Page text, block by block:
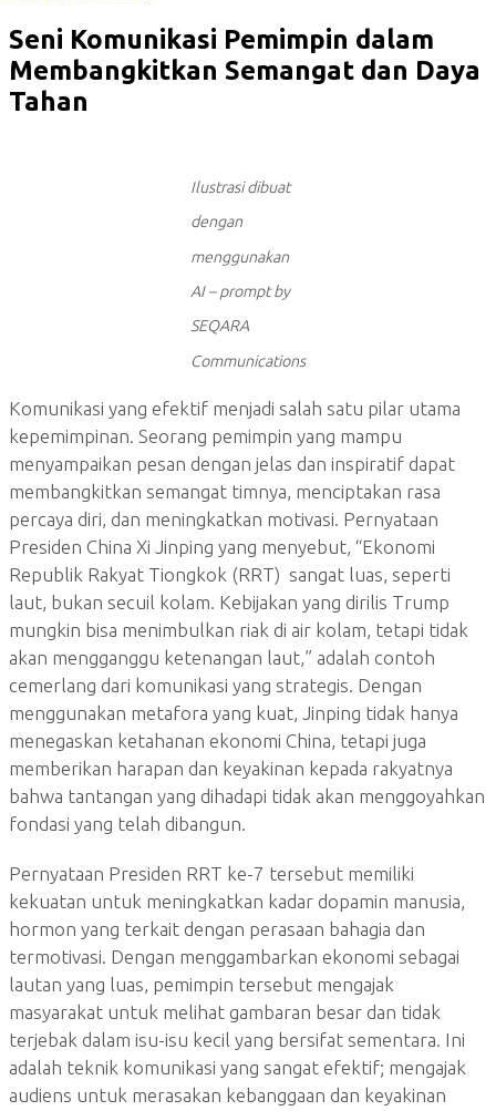
Seni Komunikasi Pemimpin dalam
Membangkitkan Semangat dan Daya
Tahan
Ilustrasi dibuat
dengan
menggunakan
AI – prompt by
SEQARA
Communications
Komunikasi yang efektif menjadi salah satu pilar utama
kepemimpinan. Seorang pemimpin yang mampu
menyampaikan pesan dengan jelas dan inspiratif dapat
membangkitkan semangat timnya, menciptakan rasa
percaya diri, dan meningkatkan motivasi. Pernyataan
Presiden China Xi Jinping yang menyebut, “Ekonomi
Republik Rakyat Tiongkok (RRT) sangat luas, seperti
laut, bukan secuil kolam. Kebijakan yang dirilis Trump
mungkin bisa menimbulkan riak di air kolam, tetapi tidak
akan mengganggu ketenangan laut,” adalah contoh
cemerlang dari komunikasi yang strategis. Dengan
menggunakan metafora yang kuat, Jinping tidak hanya
menegaskan ketahanan ekonomi China, tetapi juga
memberikan harapan dan keyakinan kepada rakyatnya
bahwa tantangan yang dihadapi tidak akan menggoyahkan
fondasi yang telah dibangun.
Pernyataan Presiden RRT ke-7 tersebut memiliki
kekuatan untuk meningkatkan kadar dopamin manusia,
hormon yang terkait dengan perasaan bahagia dan
termotivasi. Dengan menggambarkan ekonomi sebagai
lautan yang luas, pemimpin tersebut mengajak
masyarakat untuk melihat gambaran besar dan tidak
terjebak dalam isu-isu kecil yang bersifat sementara. Ini
adalah teknik komunikasi yang sangat efektif; mengajak
audiens untuk merasakan kebanggaan dan keyakinan